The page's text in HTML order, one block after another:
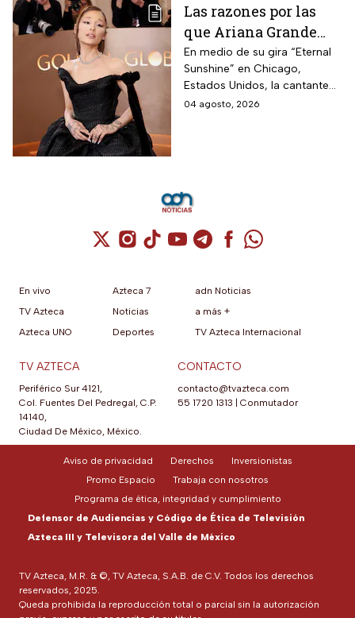
Las razones por las
que Ariana Grande
hará una pausa en su
carrera
En medio de su gira “Eternal
Sunshine” en Chicago,
Estados Unidos, la cantante
informó a sus fanáticos que
04 agosto, 2026
Cuenta de X / Twitter (se abre en una
Cuenta de Instagram (se abre en una
Cuenta de TikTok (se abre en
Cuenta de YouTube (se abre
Cuenta de Telegram (se
Cuenta de
Cuenta de
En vivo
TV Azteca
Azteca UNO
Azteca 7
Noticias
Deportes
adn Noticias
a más +
TV Azteca Internacional
TV AZTECA
Periférico Sur 4121,
Col. Fuentes Del Pedregal, C.P.
14140,
Ciudad De México, México.
CONTACTO
contacto@tvazteca.com
55 1720 1313
Conmutador
TV Azteca, M.R. & ©, TV Azteca, S.A.B. de C.V. Todos los derechos
reservados, 2025.
Queda prohibida la reproducción total o parcial sin la autorización
Aviso de privacidad Derechos
Inversionistas
Promo Espacio
Trabaja con nosotros
Programa de ética, integridad y cumplimiento
Defensor de Audiencias y Código de Ética de Televisión
Azteca III y Televisora del Valle de México